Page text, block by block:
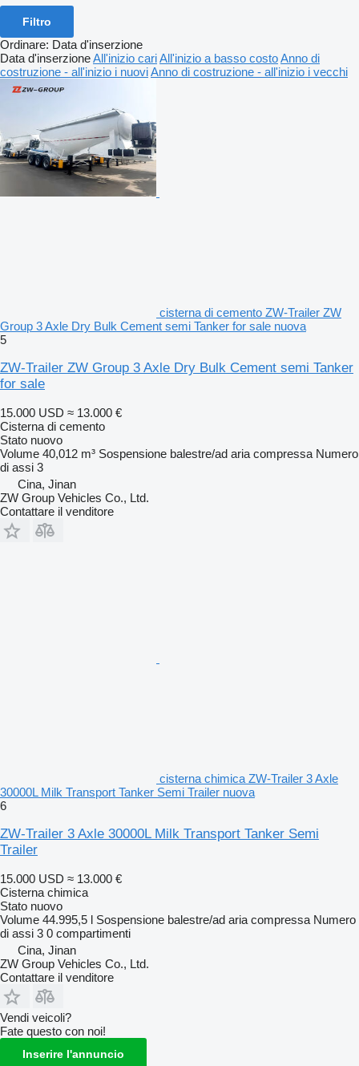
Filtro
Ordinare: Data d'inserzione
Data d'inserzioneAll'inizio cariAll'inizio a basso costoAnno di
costruzione - all'inizio i nuoviAnno di costruzione - all'inizio i vecchi
cisterna di cemento ZW-Trailer ZW
Group 3 Axle Dry Bulk Cement semi Tanker for sale nuova
5
ZW-Trailer ZW Group 3 Axle Dry Bulk Cement semi Tanker
for sale
15.000 USD ≈ 13.000 €
Cisterna di cemento
Stato nuovo
Volume 40,012 m³ Sospensione balestre/ad aria compressa Numero
di assi 3
Cina, Jinan
ZW Group Vehicles Co., Ltd.
Contattare il venditore
cisterna chimica ZW-Trailer 3 Axle
30000L Milk Transport Tanker Semi Trailer nuova
6
ZW-Trailer 3 Axle 30000L Milk Transport Tanker Semi
Trailer
15.000 USD ≈ 13.000 €
Cisterna chimica
Stato nuovo
Volume 44.995,5 l Sospensione balestre/ad aria compressa Numero
di assi 3 0 compartimenti
Cina, Jinan
ZW Group Vehicles Co., Ltd.
Contattare il venditore
Vendi veicoli?
Fate questo con noi!
Inserire l'annuncio